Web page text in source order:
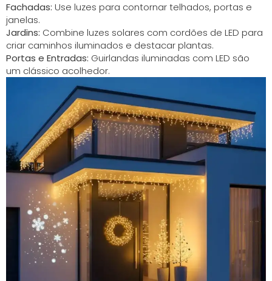
Fachadas: Use luzes para contornar telhados, portas e
janelas.
Jardins: Combine luzes solares com cordões de LED para
criar caminhos iluminados e destacar plantas.
Portas e Entradas: Guirlandas iluminadas com LED são
um clássico acolhedor.